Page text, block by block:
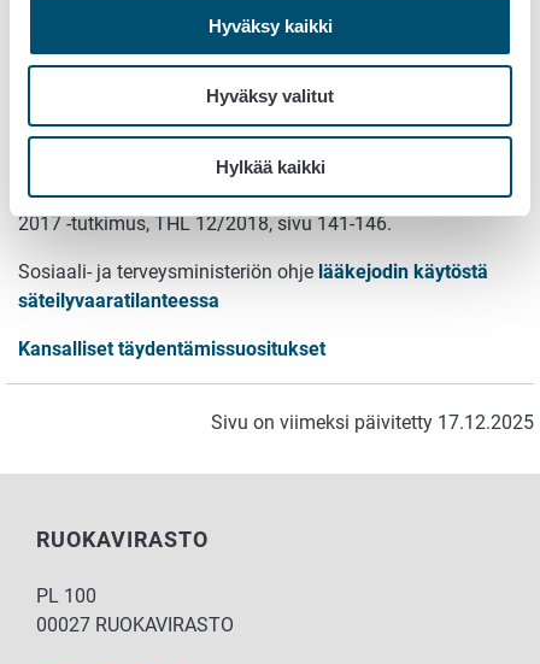
Hyväksy kaikki
Hyväksy valitut
Hylkää kaikki
Jodin luontaisista lähteistä ja jodin saannin
: VRN ja THL, 2019 Syödään yhdessä -
ruokasuositukset lapsiperheille, s 34-36.
Lisätietoa väestön jodin saannista:Väestön jodin saanti ja
joditila. Julkaisussa Ravitsemus Suomessa - Finravinto
2017 -tutkimus, THL 12/2018, sivu 141-146.
Sosiaali- ja terveysministeriön ohje lääkejodin käytöstä
säteilyvaaratilanteessa
Kansalliset täydentämissuositukset
Sivu on viimeksi päivitetty 17.12.2025
RUOKAVIRASTO
PL 100
00027 RUOKAVIRASTO